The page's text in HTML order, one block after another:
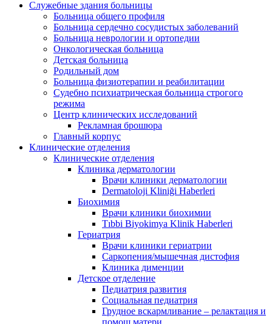
Служебные здания больницы
Больница общего профиля
Больница сердечно сосудистых заболеваний
Больница неврологии и ортопедии
Онкологическая больница
Детская больница
Родильный дом
Больница физиотерапии и реабилитации
Судебно психиатрическая больница строгого
режима
Центр клинических исследований
Рекламная брошюра
Главный корпус
Клинические отделения
Клинические отделения
Клиника дерматологии
Врачи клиники дерматологии
Dermatoloji Kliniği Haberleri
Биохимия
Врачи клиники биохимии
Tıbbi Biyokimya Klinik Haberleri
Гериатрия
Врачи клиники гериатрии
Саркопения/мышечная дистофия
Клиника дименции
Детское отделение
Педиатрия развития
Социальная педиатрия
Грудное вскармливание – релактация и
помощ матери